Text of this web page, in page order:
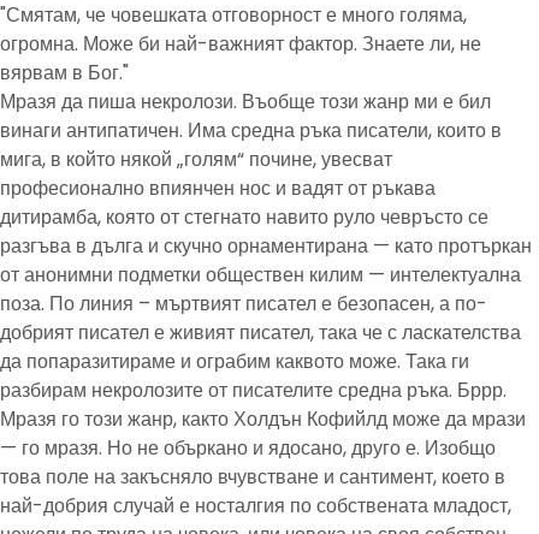
"Смятам, че човешката отговорност е много голяма,
огромна. Може би най-важният фактор. Знаете ли, не
вярвам в Бог."
Мразя да пиша некролози. Въобще този жанр ми е бил
винаги антипатичен. Има средна ръка писатели, които в
мига, в който някой „голям“ почине, увесват
професионално впиянчен нос и вадят от ръкава
дитирамба, която от стегнато навито руло чевръсто се
разгъва в дълга и скучно орнаментирана — като протъркан
от анонимни подметки обществен килим — интелектуална
поза. По линия – мъртвият писател е безопасен, а по-
добрият писател е живият писател, така че с ласкателства
да попаразитираме и ограбим каквото може. Така ги
разбирам некролозите от писателите средна ръка. Бррр.
Мразя го този жанр, както Холдън Кофийлд може да мрази
— го мразя. Но не объркано и ядосано, друго е. Изобщо
това поле на закъсняло вчувстване и сантимент, което в
най-добрия случай е носталгия по собствената младост,